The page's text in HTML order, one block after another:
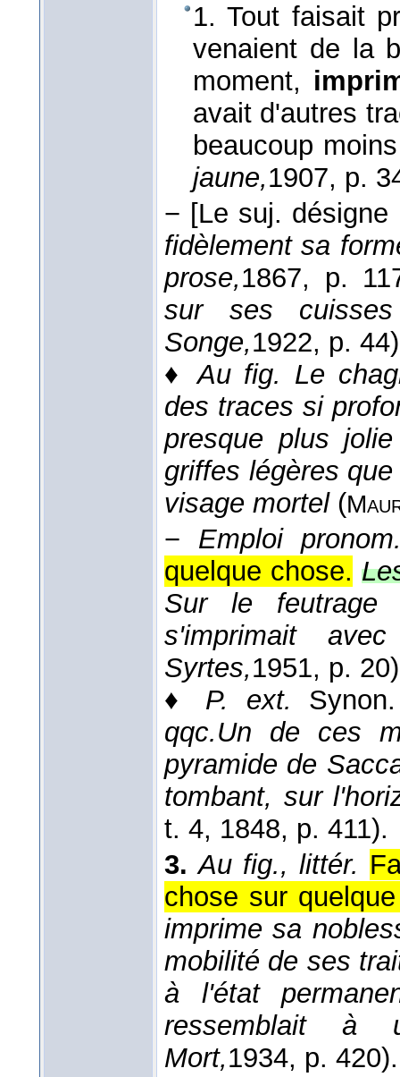
1. Tout faisait
venaient de la
moment,
avait d'autres
beaucoup
jaune,1907, p.
− [Le suj. désigne
fidèlement sa
prose,1867, p.
sur ses
Songe,1922, p.
♦Au fig. Le
des traces si
presque plus
griffes légères
visage mortel (
− Emploi
quelque chose.
Sur le feutrage
s'imprimait
Syrtes,1951, p.
♦ P. ext.
qqc.Un de ces
pyramide de
tombant, sur
t. 4, 1848, p. 411).
3. Au fig., littér.
chose sur
imprime sa
mobilité de ses
à l'état
ressemblait
Mort,1934, p. 420).